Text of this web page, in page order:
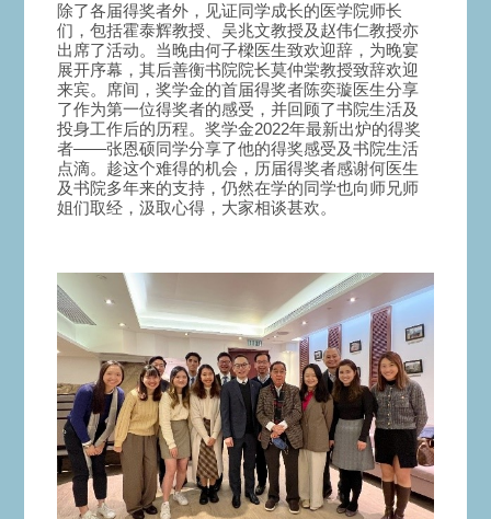
除了各届得奖者外，见证同学成长的医学院师长
们，包括霍泰辉教授、吴兆文教授及赵伟仁教授亦
出席了活动。当晚由何子樑医生致欢迎辞，为晚宴
展开序幕，其后善衡书院院长莫仲棠教授致辞欢迎
来宾。席间，奖学金的首届得奖者陈奕璇医生分享
了作为第一位得奖者的感受，并回顾了书院生活及
投身工作后的历程。奖学金2022年最新出炉的得奖
者——张恩硕同学分享了他的得奖感受及书院生活
点滴。趁这个难得的机会，历届得奖者感谢何医生
及书院多年来的支持，仍然在学的同学也向师兄师
姐们取经，汲取心得，大家相谈甚欢。